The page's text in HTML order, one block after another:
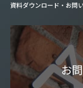
資料ダウンロード・お問
お